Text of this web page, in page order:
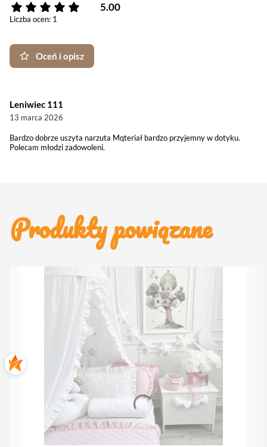
5.00
Liczba ocen: 1
Oceń i opisz
Leniwiec 111
13 marca 2026
Bardzo dobrze uszyta narzuta Mqteriał bardzo przyjemny w dotyku.
Polecam młodzi zadowoleni.
Produkty powiązane